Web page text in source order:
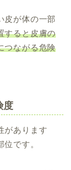
皮が体の一部
すると皮膚の
つながる危険
度
があります
です。